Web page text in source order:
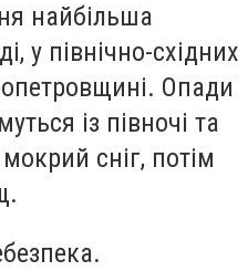
найбільша
у північно-східних
Опади
із півночі та
сніг, потім